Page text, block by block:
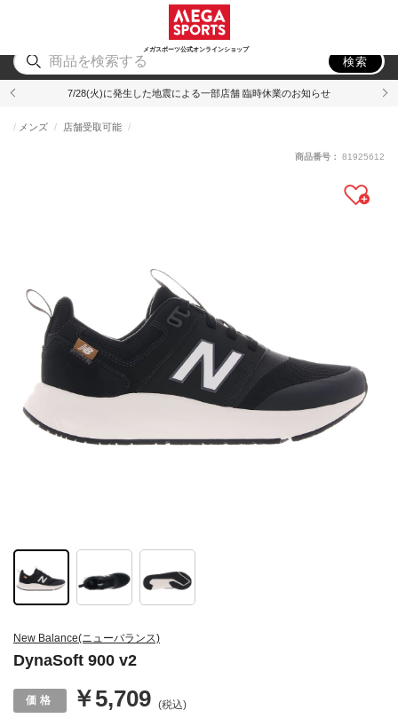
メガスポーツ公式オンラインショップ
アウトドア
検索
7/28(火)に発生した地震による一部店舗 臨時休業のお知らせ
New Balance(ニューバランス)
DynaSoft 900 v2
メンズ 店舗受取可能
￥5,709 (税込)
商品番号： 81925612